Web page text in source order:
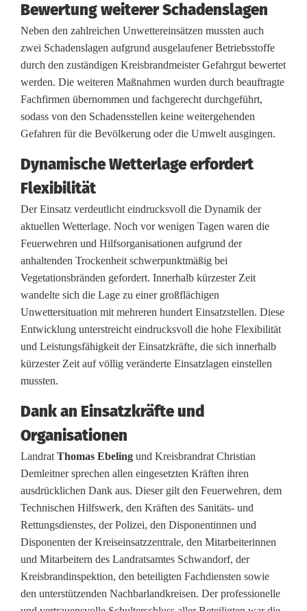
f
l
g
r
i
c
h
b
e
e
n
d
e
t
m
i
t
4
5
0
E
Bewertung weiterer Schadenslagen
Neben den zahlreichen Unwettereinsätzen mussten auch
zwei Schadenslagen aufgrund ausgelaufener Betriebsstoffe
durch den zuständigen Kreisbrandmeister Gefahrgut bewertet
werden. Die weiteren Maßnahmen wurden durch beauftragte
Fachfirmen übernommen und fachgerecht durchgeführt,
sodass von den Schadensstellen keine weitergehenden
Gefahren für die Bevölkerung oder die Umwelt ausgingen.
Dynamische Wetterlage erfordert
Flexibilität
Der Einsatz verdeutlicht eindrucksvoll die Dynamik der
aktuellen Wetterlage. Noch vor wenigen Tagen waren die
Feuerwehren und Hilfsorganisationen aufgrund der
anhaltenden Trockenheit schwerpunktmäßig bei
Vegetationsbränden gefordert. Innerhalb kürzester Zeit
wandelte sich die Lage zu einer großflächigen
Unwettersituation mit mehreren hundert Einsatzstellen. Diese
Entwicklung unterstreicht eindrucksvoll die hohe Flexibilität
und Leistungsfähigkeit der Einsatzkräfte, die sich innerhalb
kürzester Zeit auf völlig veränderte Einsatzlagen einstellen
mussten.
Dank an Einsatzkräfte und
Organisationen
Landrat Thomas Ebeling und Kreisbrandrat Christian
Demleitner sprechen allen eingesetzten Kräften ihren
ausdrücklichen Dank aus. Dieser gilt den Feuerwehren, dem
Technischen Hilfswerk, den Kräften des Sanitäts- und
Rettungsdienstes, der Polizei, den Disponentinnen und
Disponenten der Kreiseinsatzzentrale, den Mitarbeiterinnen
und Mitarbeitern des Landratsamtes Schwandorf, der
Kreisbrandinspektion, den beteiligten Fachdiensten sowie
den unterstützenden Nachbarlandkreisen. Der professionelle